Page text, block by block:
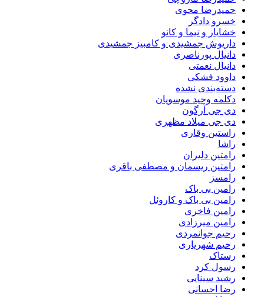
حمیدرضا محوی
خسرو دادگر
خشایار و نیما و کانو
داریوش جمشیدی و کامبیز جمشیدی
دانیال پورناصری
دانیال نعمتی
داوود فشکی
دسته‌بندی نشده
دکلمه وحید موسویان
دی جی آرگون
دی جی میلاد مظهری
راستین وقاری
راشا
رامتین دلیران
رامتین ریسمان و مصطفی باقری
رامسز
رامین بی باک
رامین بی باک و کاروئل
رامین فاخری
رامین میرزادی
رحیم جوانمردی
رحیم شهریاری
رستاک
رسول کرد
رشید سینایی
رضا احسانی